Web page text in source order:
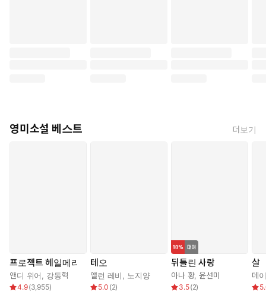
영미소설 베스트 더보기
프로젝트 헤일메리
앤디 위어 강동혁
4.9(3,955)
테오
앨런 레비 노지양
5.0 (2)
뒤틀린 사랑
아나 황,윤선미
3.5(2)
살
데